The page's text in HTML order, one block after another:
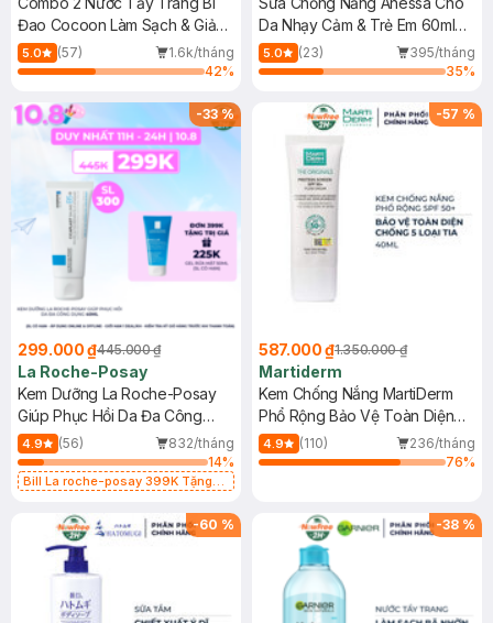
Đao Cocoon Làm Sạch & Giảm
Dầu 500ml
5.0 (57)
1.6k/tháng
42%
Da Nhạy Cảm & Trẻ Em 60ml
(Mới)
5.0 (23)
395/tháng
35%
-33%
299.000 ₫445.000 ₫
La Roche-Posay
Kem Dưỡng La Roche-Posay
Giúp Phục Hồi Da Đa Công
Dụng 40ml
4.9 (56)
832/tháng
14%
Bill La roche-posay 399K Tặng
(SL có hạn)
-57 %
587.000 ₫1.350.000 ₫
Martiderm
Kem Chống Nắng MartiDerm
Phổ Rộng Bảo Vệ Toàn Diện
40ml
4.9 (110)
236/tháng
76%
-60 % -38 %